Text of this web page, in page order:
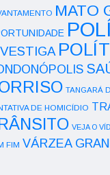
MATO
TANGARÁ
DE HOMICÍDIO
VEJA O
FIM VÁRZEA